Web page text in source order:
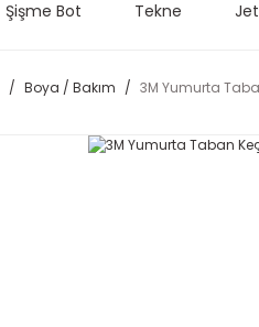
Şişme Bot Tekne
Boya / Bakım 3M Yumurta